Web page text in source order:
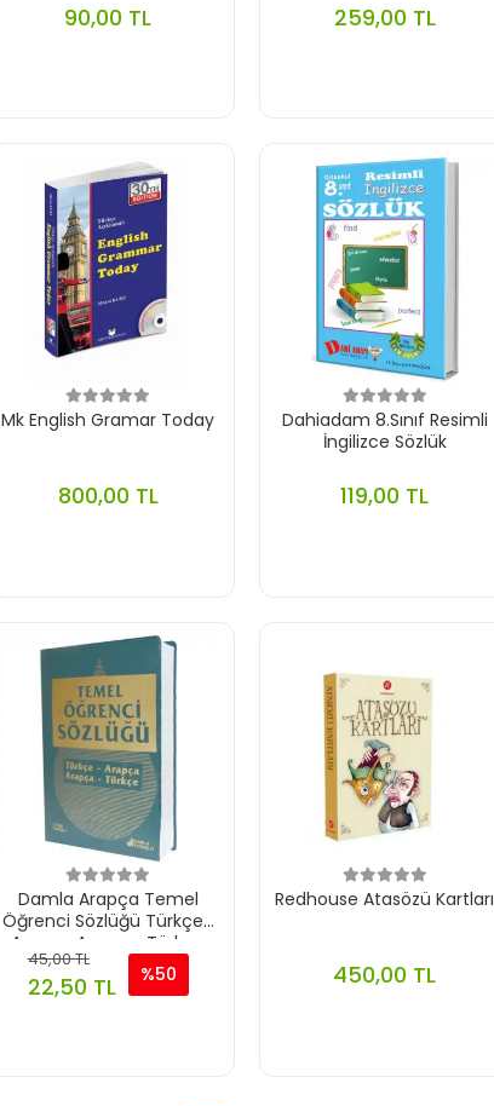
90,00 TL 259,00 TL
Mk English Gramar Today
800,00 TL
Dahiadam 8.Sınıf Resimli
İngilizce Sözlük
119,00 TL
Damla Arapça Temel
Öğrenci Sözlüğü Türkçe-
Arapça Arapça-Türkçe
45,00 TL
22,50 TL %50
Redhouse Atasözü Kartları
450,00 TL